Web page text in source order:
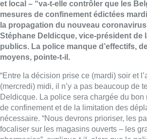
et local – “va-t-elle contrôler que les
mesures de confinement édictées
la propagation du nouveau
Stéphane Deldicque, vice-président de
publics. La police manque d’effectifs,
moyens, pointe-t-il.
“Entre la décision prise ce (mardi) soir et
(mercredi) midi, il n’y a pas beaucoup de
Deldicque. La police sera chargée du bon
de confinement et de la limitation des
nécessaire. “Nous devrons prioriser, les
focaliser sur les magasins ouverts – les